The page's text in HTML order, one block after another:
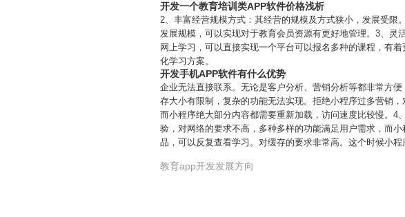
开发一个教育培训类APP软件价格浅析
2、丰富经营规模方式：其经营的规模及方式狭小，发展受
发展规模，可以实现对于教育会员资源有更好地管理。3、灵
网上学习，可以直接实现一个平台可以报名多种的课程，有
化学习方案。
开发手机APP软件有什么优势
企业无法直接联系。无论是客户分析、营销分析等都非常方
存大小有限制，复杂的功能无法实现。拒绝小程序过多营销
而小程序绝大部分内容都需要重新加载，访问速度比较慢。
验，对网络的要求不高，多种多样的功能满足用户需求，而
品，可以反复查看学习。对缓存的要求非常高。这个时候小程
教育app开发发展方向